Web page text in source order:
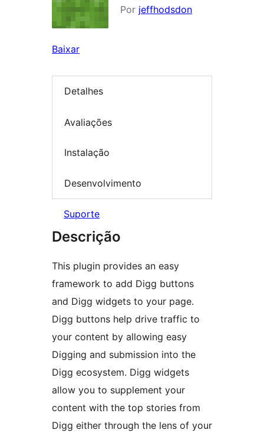
Por jeffhodsdon
Baixar
Detalhes
Avaliações
Instalação
Desenvolvimento
Suporte
Descrição
This plugin provides an easy
framework to add Digg buttons
and Digg widgets to your page.
Digg buttons help drive traffic to
your content by allowing easy
Digging and submission into the
Digg ecosystem. Digg widgets
allow you to supplement your
content with the top stories from
Digg either through the lens of your